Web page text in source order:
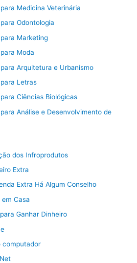
Medicina Veterinária
Odontologia
Marketing
Moda
Arquitetura e Urbanismo
Letras
Ciências Biológicas
Análise e Desenvolvimento de
dos Infroprodutos
Extra
Extra Há Algum Conselho
Casa
Ganhar Dinheiro
computador